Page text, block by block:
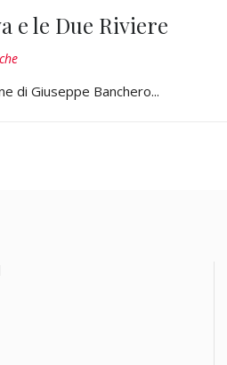
e le Due Riviere
di Giuseppe Banchero...